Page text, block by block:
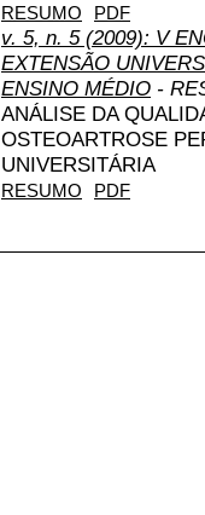
RESUMO PDF
v. 5, n. 5 (2009): V
EXTENSÃO
ENSINO MÉDIO -
ANÁLISE DA
OSTEOARTROSE
UNIVERSITÁRIA
RESUMO PDF